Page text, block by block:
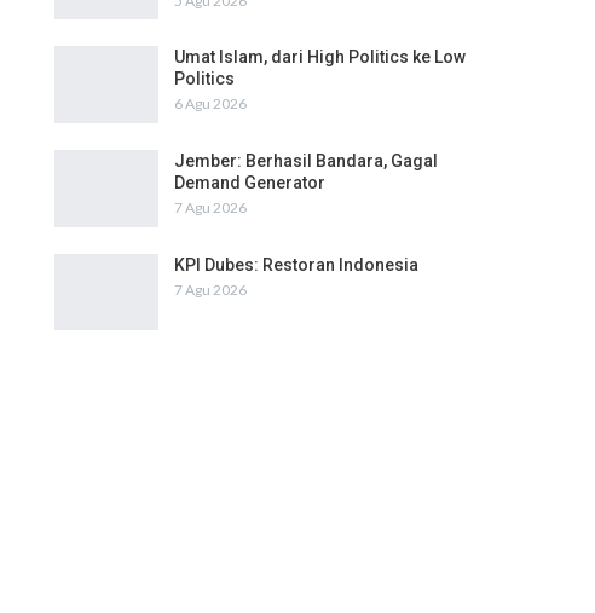
Umat Islam, dari High Politics ke Low
Politics
6 Agu 2026
Jember: Berhasil Bandara, Gagal
Demand Generator
7 Agu 2026
KPI Dubes: Restoran Indonesia
7 Agu 2026